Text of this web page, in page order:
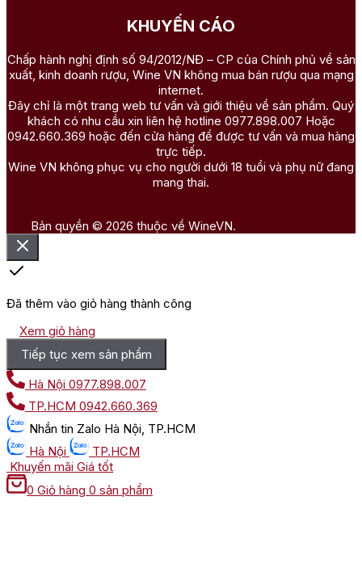
KHUYẾN CÁO
Chấp hành nghị định số 94/2012/NĐ – CP của Chính phủ về sản
xuất, kinh doanh rượu, Wine VN không mua bán rượu qua mạng
internet.
Đây chỉ là một trang web tư vấn và giới thiệu về sản phẩm. Quý
khách có nhu cầu xin liên hệ hotline 0977.898.007 Hoặc
0942.660.369 hoặc đến cửa hàng để được tư vấn và mua hàng
trực tiếp.
Wine VN không phục vụ cho người dưới 18 tuổi và phụ nữ đang
mang thai.
Bản quyền © 2026 thuộc về WineVN.
Đã thêm vào giỏ hàng thành công
Xem giỏ hàng
Tiếp tục xem sản phẩm
Hà Nội 0977.898.007
TP.HCM 0942.660.369
Nhắn tin Zalo Hà Nội, TP.HCM
Hà Nội
TP.HCM
Khuyến mãi Giá tốt
0 Giỏ hàng 0 sản phẩm